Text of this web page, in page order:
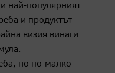
най-популярният
и продуктът
визия винаги
но по-малко